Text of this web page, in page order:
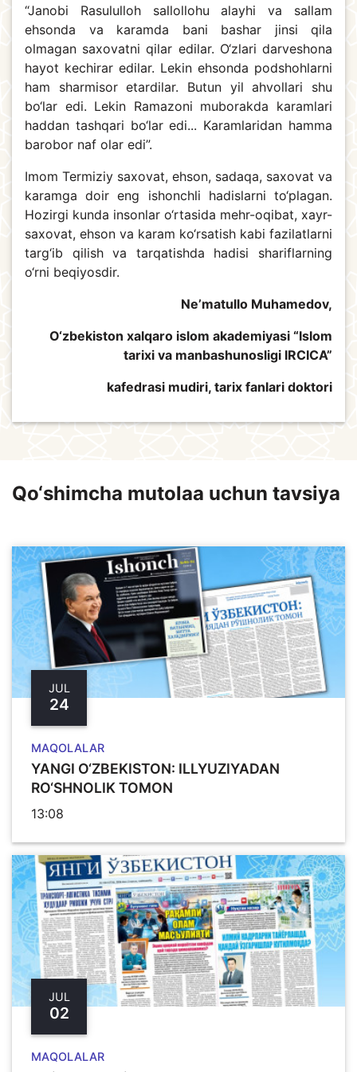
“Janobi Rasululloh sallollohu alayhi va sallam
ehsonda va karamda bani bashar jinsi qila
olmagan saxovatni qilar edilar. O‘zlari darveshona
hayot kechirar edilar. Lekin ehsonda podshohlarni
ham sharmisor etardilar. Butun yil ahvollari shu
bo‘lar edi. Lekin Ramazoni muborakda karamlari
haddan tashqari bo‘lar edi... Karamlaridan hamma
barobor naf olar edi”.
Imom Termiziy saxovat, ehson, sadaqa, saxovat va
karamga doir eng ishonchli hadislarni to‘plagan.
Hozirgi kunda insonlar o‘rtasida mehr-oqibat, xayr-
saxovat, ehson va karam ko‘rsatish kabi fazilatlarni
targ‘ib qilish va tarqatishda hadisi shariflarning
o‘rni beqiyosdir.
Ne’matullo Muhamedov,
O‘zbekiston xalqaro islom akademiyasi “Islom
tarixi va manbashunosligi IRCICA”
kafedrasi mudiri, tarix fanlari doktori
Qo‘shimcha mutolaa uchun tavsiya
JUL
24
MAQOLALAR
YANGI O‘ZBЕKISTON: ILLYUZIYADAN
RO‘SHNOLIK TOMON
13:08
JUL
02
MAQOLALAR